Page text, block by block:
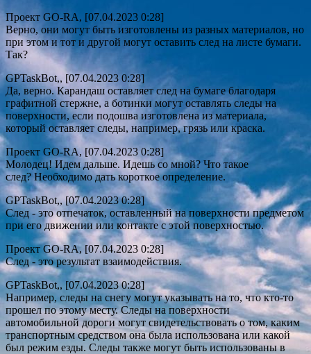
Проект GO-RA, [07.04.2023 0:28]
Верно, они могут быть изготовлены из разных материалов, но
при этом и тот и другой могут оставить след на листе бумаги.
Так?
GPTaskBot,, [07.04.2023 0:28]
Да, верно. Карандаш оставляет след на бумаге благодаря
графитной стержне, а ботинки могут оставлять следы на
поверхности, если подошва изготовлена из материала,
который оставляет следы, например, грязь или краска.
Проект GO-RA, [07.04.2023 0:28]
Молодец! Идем дальше. Идешь со мной? Что такое
след? Необходимо дать короткое определение.
GPTaskBot,, [07.04.2023 0:28]
След - это отпечаток, оставленный на поверхности предметом
при его движении или контакте с этой поверхностью.
Проект GO-RA, [07.04.2023 0:28]
След - это результат взаимодействия.
GPTaskBot,, [07.04.2023 0:28]
Например, следы на снегу могут указывать на то, что кто-то
прошел по этому месту. Следы на поверхности
автомобильной дороги могут свидетельствовать о том, каким
транспортным средством она была использована или какой
был режим езды. Следы также могут быть использованы в